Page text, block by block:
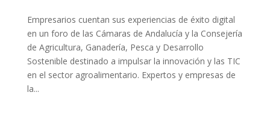
Empresarios cuentan sus experiencias de éxito digital
en un foro de las Cámaras de Andalucía y la Consejería
de Agricultura, Ganadería, Pesca y Desarrollo
Sostenible destinado a impulsar la innovación y las TIC
en el sector agroalimentario. Expertos y empresas de
la...